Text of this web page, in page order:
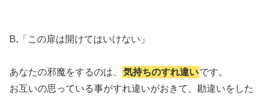
B,「この扉は開けてはいけない」
あなたの邪魔をするのは、 気持ちのすれ違いです。
お互いの思っている事がすれ違いがおきて、勘違いをした